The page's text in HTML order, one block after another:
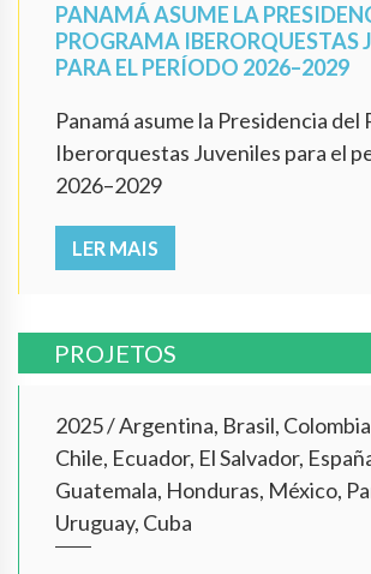
PANAMÁ ASUME LA
PROGRAMA IBERORQUESTAS
PARA EL PERÍODO 2026–2029
Panamá asume la Presidencia del
Iberorquestas Juveniles para el
2026–2029
LER MAIS
PROJETOS
2025/Argentina, Brasil,
Chile, Ecuador, El Salvador,
Guatemala, Honduras, México,
Uruguay, Cuba